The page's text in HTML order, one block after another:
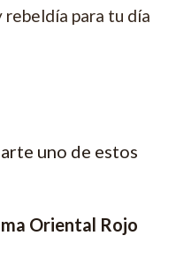
rebeldía para tu día
uno de estos
Oriental Rojo